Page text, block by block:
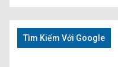
Kiếm
Nhanh
Tìm Kiếm Với Google